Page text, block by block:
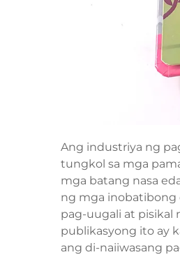
Ang industriya ng
tungkol sa mga
mga batang nasa
ng mga
pag-uugali at pisikal
publikasyong ito ay
ang di-naiiwasang